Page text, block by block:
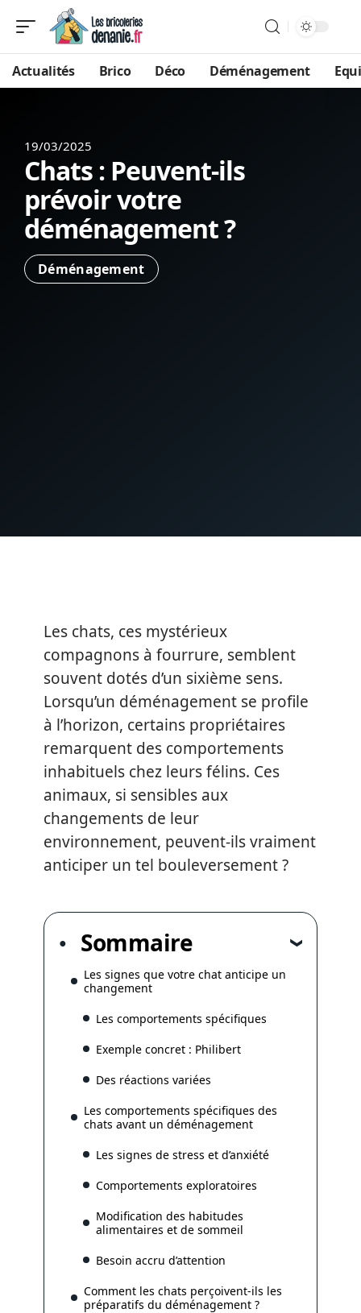
Actualités Brico Déco Déménagement
19/03/2025
Chats : Peuvent-ils
prévoir votre
déménagement ?
Déménagement
Les chats, ces mystérieux
compagnons à fourrure, semblent
souvent dotés d’un sixième sens.
Lorsqu’un déménagement se profile
à l’horizon, certains propriétaires
remarquent des comportements
inhabituels chez leurs félins. Ces
animaux, si sensibles aux
changements de leur
environnement, peuvent-ils vraiment
anticiper un tel bouleversement ?
Sommaire
Les signes que votre chat anticipe un
changement
Les comportements spécifiques
Exemple concret : Philibert
Des réactions variées
Les comportements spécifiques des
chats avant un déménagement
Les signes de stress et d’anxiété
Comportements exploratoires
Modification des habitudes
alimentaires et de sommeil
Besoin accru d’attention
Comment les chats perçoivent-ils les
préparatifs du déménagement ?